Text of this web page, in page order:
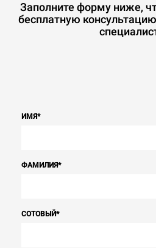
Заполните форму ниже,
бесплатную
ИМЯ*
ФАМИЛИЯ*
СОТОВЫЙ*